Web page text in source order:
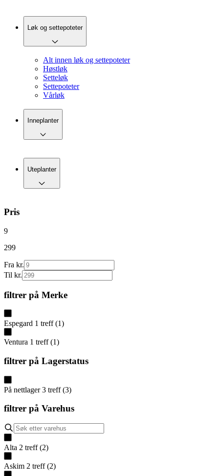
Løk og settepoteter
Alt innen løk og settepoteter
Høstløk
Setteløk
Settepoteter
Vårløk
Inneplanter
Uteplanter
Pris
9
299
Fra kr.
Til kr.
filtrer på Merke
Espegard 1 treff (1)
Ventura 1 treff (1)
filtrer på Lagerstatus
På nettlager 3 treff (3)
filtrer på Varehus
Alta 2 treff (2)
Askim 2 treff (2)